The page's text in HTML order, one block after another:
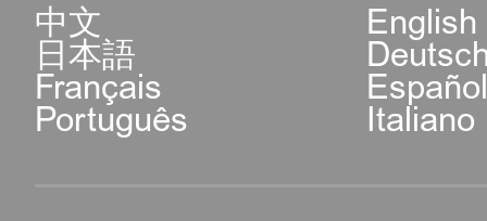
中文 English
日本語
Français
Português Italiano